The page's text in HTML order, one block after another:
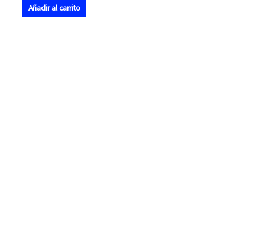
Añadir al carrito